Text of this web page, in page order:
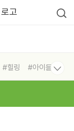
#힐링
#아이들